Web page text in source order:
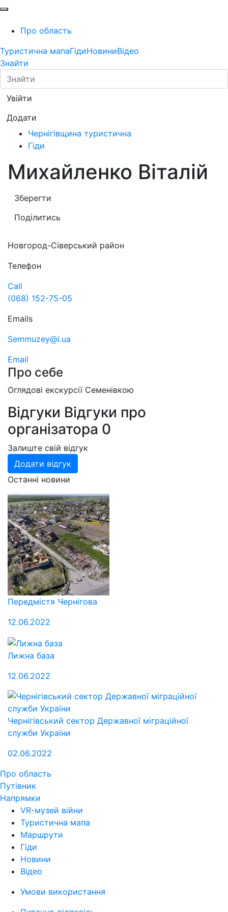
Про область
Туристична мапаГідиНовиниВідео
Знайти
Увійти
Додати
Чернігівщина туристична
Гіди
Михайленко Віталій
Зберегти
Поділитись
Новгород-Сіверський район
Телефон
Call
(068) 152-75-05
Emails
Semmuzey@i.ua
Email
Про себе
Оглядові екскурсії Семенівкою
Відгуки Відгуки про
організатора 0
Залиште свій відгук
Додати відгук
Останні новини
Передмістя Чернігова
12.06.2022
Лижна база
12.06.2022
Чернігівський сектор Державної міграційної
служби України
02.06.2022
Про область
Путівник
Напрямки
VR-музей війни
Туристична мапа
Маршрути
Гіди
Новини
Відео
Умови використання